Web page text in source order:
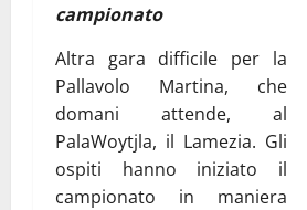
campionato
Altra gara difficile per la
Pallavolo Martina, che
domani attende, al
PalaWoytjla, il Lamezia. Gli
ospiti hanno iniziato il
campionato in maniera